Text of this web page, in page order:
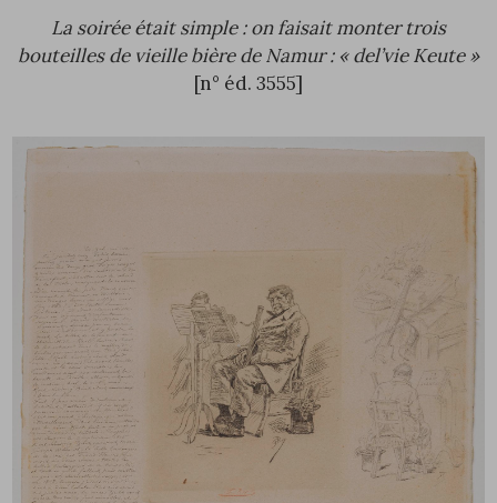
La soirée était simple : on faisait monter trois
bouteilles de vieille bière de Namur : « del’vie Keute »
[n° éd. 3555]